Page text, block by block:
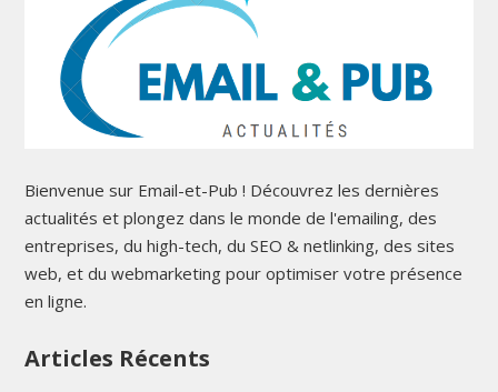
Bienvenue sur Email-et-Pub ! Découvrez les dernières
actualités et plongez dans le monde de l'emailing, des
entreprises, du high-tech, du SEO & netlinking, des sites
web, et du webmarketing pour optimiser votre présence
en ligne.
Articles Récents